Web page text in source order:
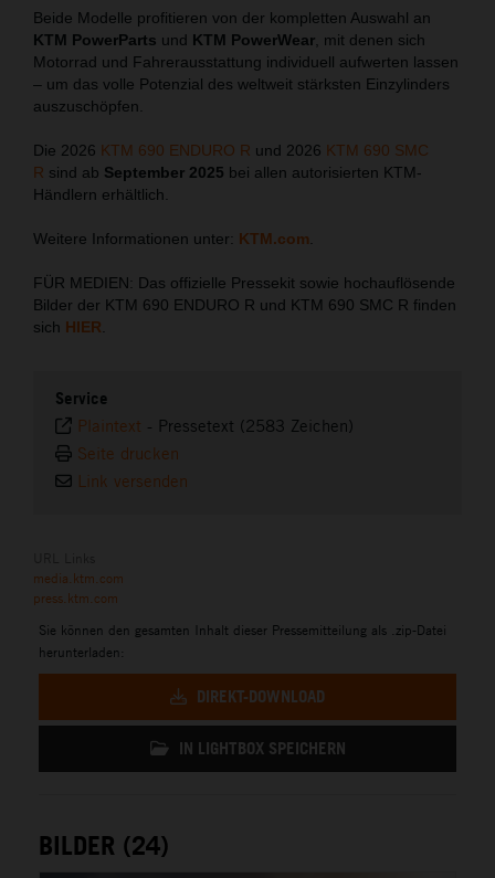
Beide Modelle profitieren von der kompletten Auswahl an
KTM PowerParts und KTM PowerWear , mit denen sich
Motorrad und Fahrerausstattung individuell aufwerten lassen
– um das volle Potenzial des weltweit stärksten Einzylinders
auszuschöpfen.
Die 2026 KTM 690 ENDURO R und 2026 KTM 690 SMC
R sind ab September 2025 bei allen autorisierten KTM-
Händlern erhältlich.
Weitere Informationen unter: KTM.com
FÜR MEDIEN: Das offizielle Pressekit sowie hochauflösende
Bilder der KTM 690 ENDURO R und KTM 690 SMC R finden
sich HIER
Service
Plaintext - Pressetext (2583 Zeichen)
Seite drucken
Link versenden
media.ktm.com
press.ktm.com
Sie können den gesamten Inhalt dieser Pressemitteilung als .zip-Datei
herunterladen:
DIREKT-DOWNLOAD
IN LIGHTBOX SPEICHERN
BILDER (24)